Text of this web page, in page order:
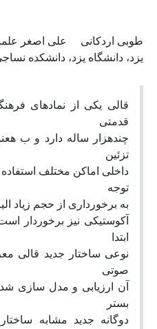
طوبی اردکانی علی اصغر
یزد، دانشگاه یزد، دانشکده نساجی، کد
قالی یکی از نمادهای
قدمتی
چندهزار ساله دارد و ب
تزئین
داخلی اماکن مختلف
توجه
به برخورداری از حجم زیاد
آکوستیکی نیز برخوردار
ابتدا
نوعی ساختار جدید قالی
صوتی
آن ارزیابی و مدل سازی
بستر
دوگانه جدید مشابه